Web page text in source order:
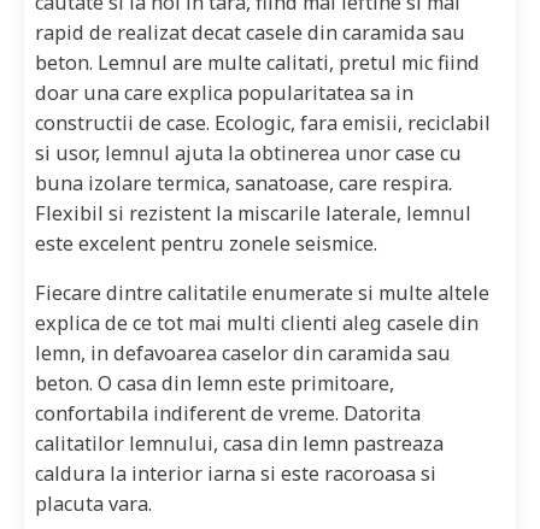
rapid de realizat decat casele din caramida sau
beton. Lemnul are multe calitati, pretul mic fiind
doar una care explica popularitatea sa in
constructii de case. Ecologic, fara emisii, reciclabil
si usor, lemnul ajuta la obtinerea unor case cu
buna izolare termica, sanatoase, care respira.
Flexibil si rezistent la miscarile laterale, lemnul
este excelent pentru zonele seismice.
Fiecare dintre calitatile enumerate si multe altele
explica de ce tot mai multi clienti aleg casele din
lemn, in defavoarea caselor din caramida sau
beton. O casa din lemn este primitoare,
confortabila indiferent de vreme. Datorita
calitatilor lemnului, casa din lemn pastreaza
caldura la interior iarna si este racoroasa si
placuta vara.